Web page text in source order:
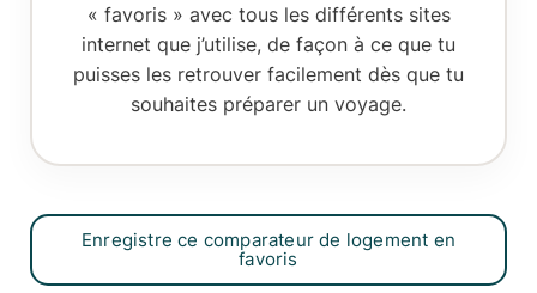
« favoris » avec tous les différents sites
internet que j’utilise, de façon à ce que tu
puisses les retrouver facilement dès que tu
souhaites préparer un voyage.
Enregistre ce comparateur de logement en
favoris